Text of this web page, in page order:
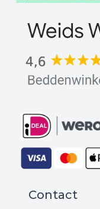
Contact